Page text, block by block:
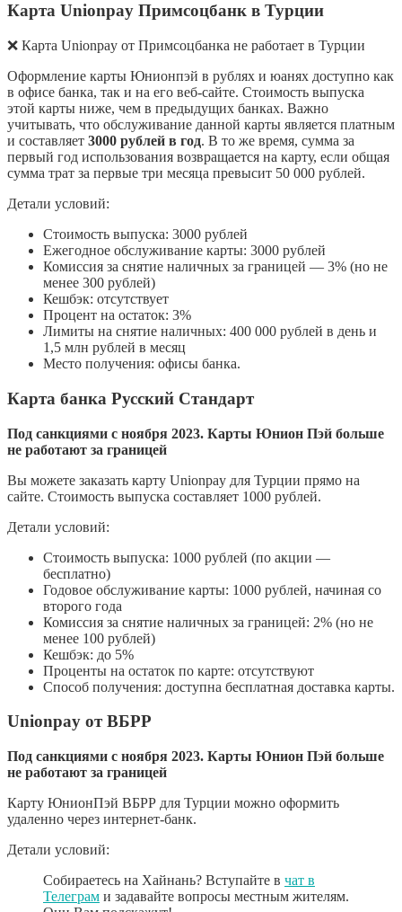
Карта Unionpay Примсоцбанк в Турции
❌ Карта Unionpay от Примсоцбанка не работает в Турции
Оформление карты Юнионпэй в рублях и юанях доступно как
в офисе банка, так и на его веб-сайте. Стоимость выпуска
этой карты ниже, чем в предыдущих банках. Важно
учитывать, что обслуживание данной карты является платным
и составляет 3000 рублей в год. В то же время, сумма за
первый год использования возвращается на карту, если общая
сумма трат за первые три месяца превысит 50 000 рублей.
Детали условий:
Стоимость выпуска: 3000 рублей
Ежегодное обслуживание карты: 3000 рублей
Комиссия за снятие наличных за границей — 3% (но не
менее 300 рублей)
Кешбэк: отсутствует
Процент на остаток: 3%
Лимиты на снятие наличных: 400 000 рублей в день и
1,5 млн рублей в месяц
Место получения: офисы банка.
Карта банка Русский Стандарт
Под санкциями с ноября 2023. Карты Юнион Пэй больше
не работают за границей
Вы можете заказать карту Unionpay для Турции прямо на
сайте. Стоимость выпуска составляет 1000 рублей.
Детали условий:
Стоимость выпуска: 1000 рублей (по акции —
бесплатно)
Годовое обслуживание карты: 1000 рублей, начиная со
второго года
Комиссия за снятие наличных за границей: 2% (но не
менее 100 рублей)
Кешбэк: до 5%
Проценты на остаток по карте: отсутствуют
Способ получения: доступна бесплатная доставка карты.
Unionpay от ВБРР
Под санкциями с ноября 2023. Карты Юнион Пэй больше
не работают за границей
Карту ЮнионПэй ВБРР для Турции можно оформить
удаленно через интернет-банк.
Детали условий:
Собираетесь на Хайнань? Вступайте в чат в
Телеграм и задавайте вопросы местным жителям.